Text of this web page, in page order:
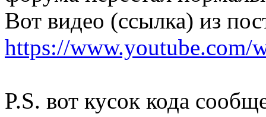
Вот видео (ссылка) из
https://www.youtube.com/
P.S. вот кусок кода